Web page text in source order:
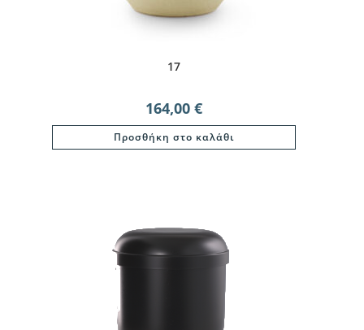
17
164,00 €
Προσθήκη στο καλάθι